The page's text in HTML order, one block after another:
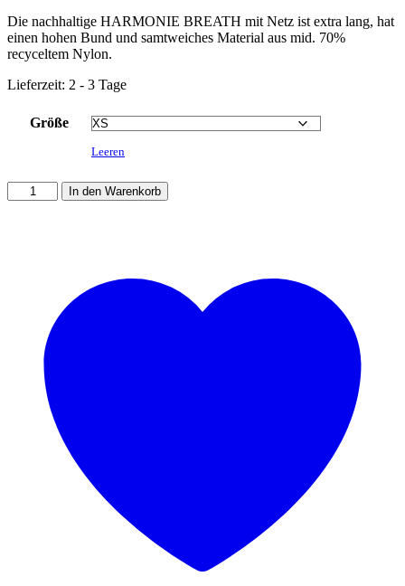
Die nachhaltige HARMONIE BREATH mit Netz ist extra lang, hat
einen hohen Bund und samtweiches Material aus mid. 70%
recyceltem Nylon.
Lieferzeit: 2 - 3 Tage
Größe
Leeren
Bequeme
Eco
In den Warenkorb